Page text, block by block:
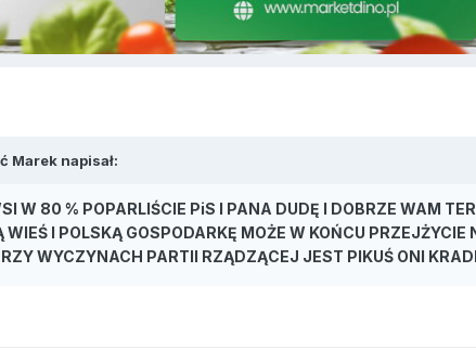
Marek napisał:
W 80 % POPARLIŚCIE PiS I PANA DUDĘ I DOBRZE WAM
I POLSKĄ GOSPODARKĘ MOŻE W KOŃCU
WYCZYNACH PARTII RZĄDZĄCEJ JEST PIKUŚ ONI